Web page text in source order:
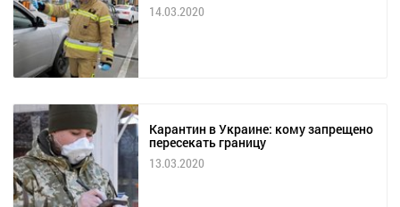
14.03.2020
Карантин в Украине: кому запрещено
пересекать границу
13.03.2020